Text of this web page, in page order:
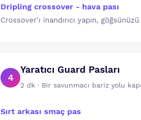
Dripling crossover - hava pası
Crossover'ı inandırıcı yapın,
4
Yaratıcı Guard Pasları
2 dk · Bir savunmacı bariz yolu
Sırt arkası smaç pas